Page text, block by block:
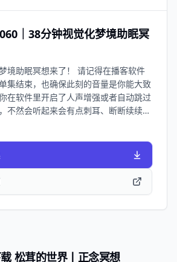
07:55 练习回顾 & 下期预告 主
臀总 BGM: “relaxation music
已按CC4.0.协议授权。 欢迎添加松茸
（备注「松茸的世界」）
｜38分钟视觉化梦境助眠冥
境助眠冥想来了！ 请记得在播客软件
集结束，也确保此刻的音量是你能大致
在软件里开启了人声增强或者自动跳过
不然会听起来会有点刺耳、断断续续
野无梦」睡眠纯精油，也可洒一些在周
者扩香器上。入森russential®️的全系
产品和《松茸的世界》正念音频内容
怪 设计创作的。二者携手，从听觉、
维度共同丰富正念冥想的多元体验，在
眼下唯一要做的事。 愿你拥有踏实甜
松茸的世界丨正念冥想